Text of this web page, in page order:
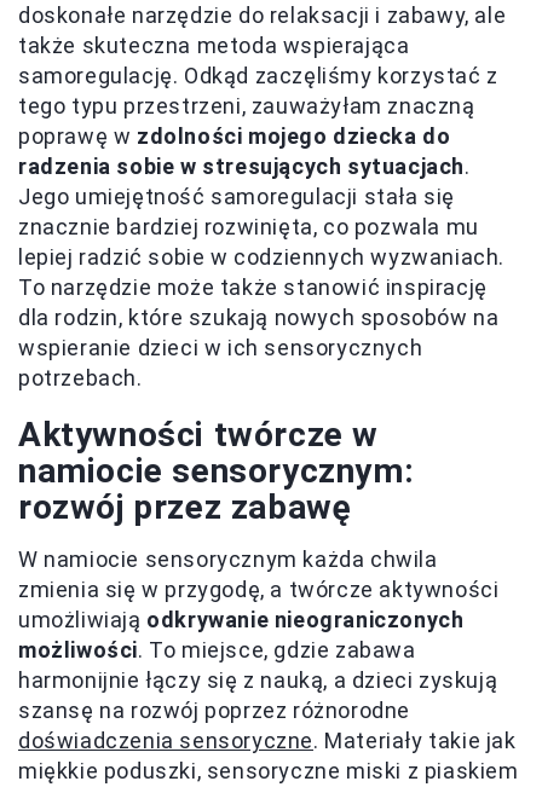
doskonałe narzędzie do relaksacji i zabawy, ale
także skuteczna metoda wspierająca
samoregulację. Odkąd zaczęliśmy korzystać z
tego typu przestrzeni, zauważyłam znaczną
poprawę w zdolności mojego dziecka do
radzenia sobie w stresujących sytuacjach.
Jego umiejętność samoregulacji stała się
znacznie bardziej rozwinięta, co pozwala mu
lepiej radzić sobie w codziennych wyzwaniach.
To narzędzie może także stanowić inspirację
dla rodzin, które szukają nowych sposobów na
wspieranie dzieci w ich sensorycznych
potrzebach.
Aktywności twórcze w
namiocie sensorycznym:
rozwój przez zabawę
W namiocie sensorycznym każda chwila
zmienia się w przygodę, a twórcze aktywności
umożliwiają odkrywanie nieograniczonych
możliwości. To miejsce, gdzie zabawa
harmonijnie łączy się z nauką, a dzieci zyskują
szansę na rozwój poprzez różnorodne
doświadczenia sensoryczne. Materiały takie jak
miękkie poduszki, sensoryczne miski z piaskiem